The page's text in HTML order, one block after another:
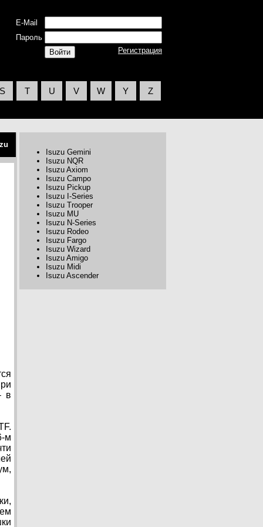
E-Mail
Пароль
Регистрация
S T U V W Y Z
в
м
Isuzu Gemini
Isuzu NQR
Isuzu Axiom
Isuzu Campo
Isuzu Pickup
Isuzu I-Series
Isuzu Trooper
Isuzu MU
Isuzu N-Series
Isuzu Rodeo
Isuzu Fargo
Isuzu Wizard
Isuzu Amigo
Isuzu Midi
Isuzu Ascender